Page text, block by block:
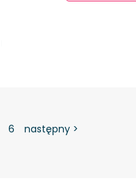
6 następny >